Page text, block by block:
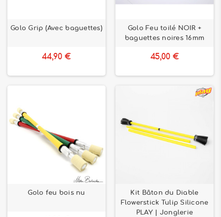
Golo Grip (Avec baguettes)
44,90 €
Golo Feu toilé NOIR +
baguettes noires 16mm
45,00 €
Golo feu bois nu
Kit Bâton du Diable
Flowerstick Tulip Silicone
PLAY | Jonglerie